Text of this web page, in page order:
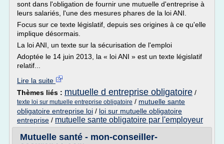
sont dans l'obligation de fournir une mutuelle d'entreprise à
leurs salariés, l'une des mesures phares de la loi ANI.
Focus sur ce texte législatif, depuis ses origines à ce qu'elle
implique désormais.
La loi ANI, un texte sur la sécurisation de l'emploi
Adoptée le 14 juin 2013, la « loi ANI » est un texte législatif
relatif...
Lire la suite
Thèmes liés : mutuelle d entreprise obligatoire /
texte loi sur mutuelle entreprise obligatoire / mutuelle sante
obligatoire entreprise loi / loi sur mutuelle obligatoire
entreprise / mutuelle sante obligatoire par l'employeur
Mutuelle santé - mon-conseiller-